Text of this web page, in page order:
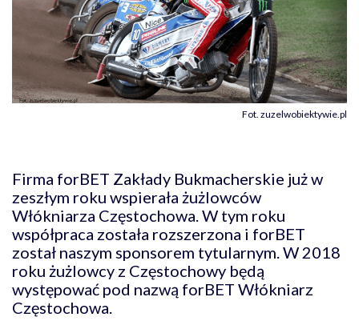
Fot. zuzelwobiektywie.pl
Firma forBET Zakłady Bukmacherskie już w
zeszłym roku wspierała żużlowców
Włókniarza Częstochowa. W tym roku
współpraca została rozszerzona i forBET
został naszym sponsorem tytularnym. W 2018
roku żużlowcy z Częstochowy będą
występować pod nazwą forBET Włókniarz
Częstochowa.